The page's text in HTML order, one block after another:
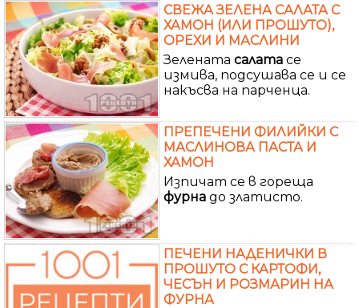
СВЕЖА ЗЕЛЕНА САЛАТА С
ХАМОН (ИЛИ ПРОШУТО),
ОРЕХИ И МАСЛИНИ
Зелената салата се
измива, подсушава се и се
накъсва на парченца.
ПРЕПЕЧЕНИ ФИЛИЙКИ С
МАСЛИНОВА ПАСТА И
ХАМОН
Изпичат се в гореща
фурна до златисто.
ПЕЧЕНИ НАДЕНИЧКИ В
ПРОШУТО С КАРТОФИ,
ЧЕСЪН И РОЗМАРИН НА
ФУРНА